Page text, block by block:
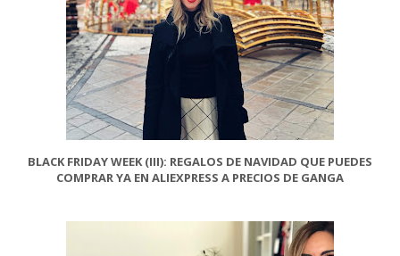
BLACK FRIDAY WEEK (III): REGALOS DE NAVIDAD QUE PUEDES
COMPRAR YA EN ALIEXPRESS A PRECIOS DE GANGA